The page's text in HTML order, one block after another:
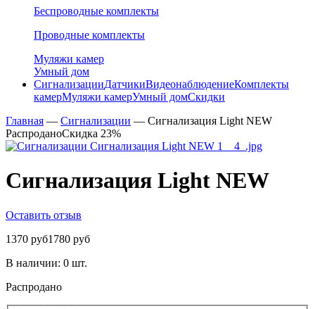
Беспроводные комплекты
Проводные комплекты
Муляжи камер
Умный дом
СигнализацииДатчикиВидеонаблюдениеКомплекты
камерМуляжи камерУмный домСкидки
Главная — Сигнализации — Сигнализация Light NEW
РаспроданоСкидка 23%
Сигнализация Light NEW
Оставить отзыв
1370 руб1780 руб
В наличии: 0 шт.
Распродано